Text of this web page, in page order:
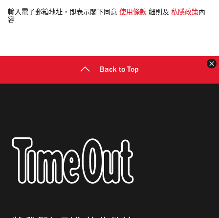
電
郵
輸入電子郵箱地址，即表示閣下同意 使用條款 細則及 私隱政策 內
容
Back to Top